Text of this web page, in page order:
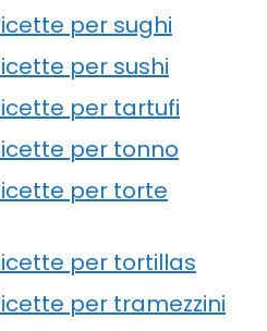
per sughi
per sushi
per tartufi
per tonno
per torte
per tortillas
per tramezzini